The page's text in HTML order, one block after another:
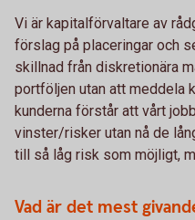
Vi är kapitalförvaltare av
förslag på placeringar och
skillnad från diskretionära
portföljen utan att meddela
kunderna förstår att vårt
vinster/risker utan nå de
till så låg risk som möjligt,
Vad är det mest